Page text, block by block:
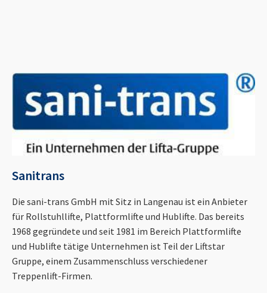
Sanitrans
Die sani-trans GmbH mit Sitz in Langenau ist ein Anbieter
für Rollstuhllifte, Plattformlifte und Hublifte. Das bereits
1968 gegründete und seit 1981 im Bereich Plattformlifte
und Hublifte tätige Unternehmen ist Teil der Liftstar
Gruppe, einem Zusammenschluss verschiedener
Treppenlift-Firmen.